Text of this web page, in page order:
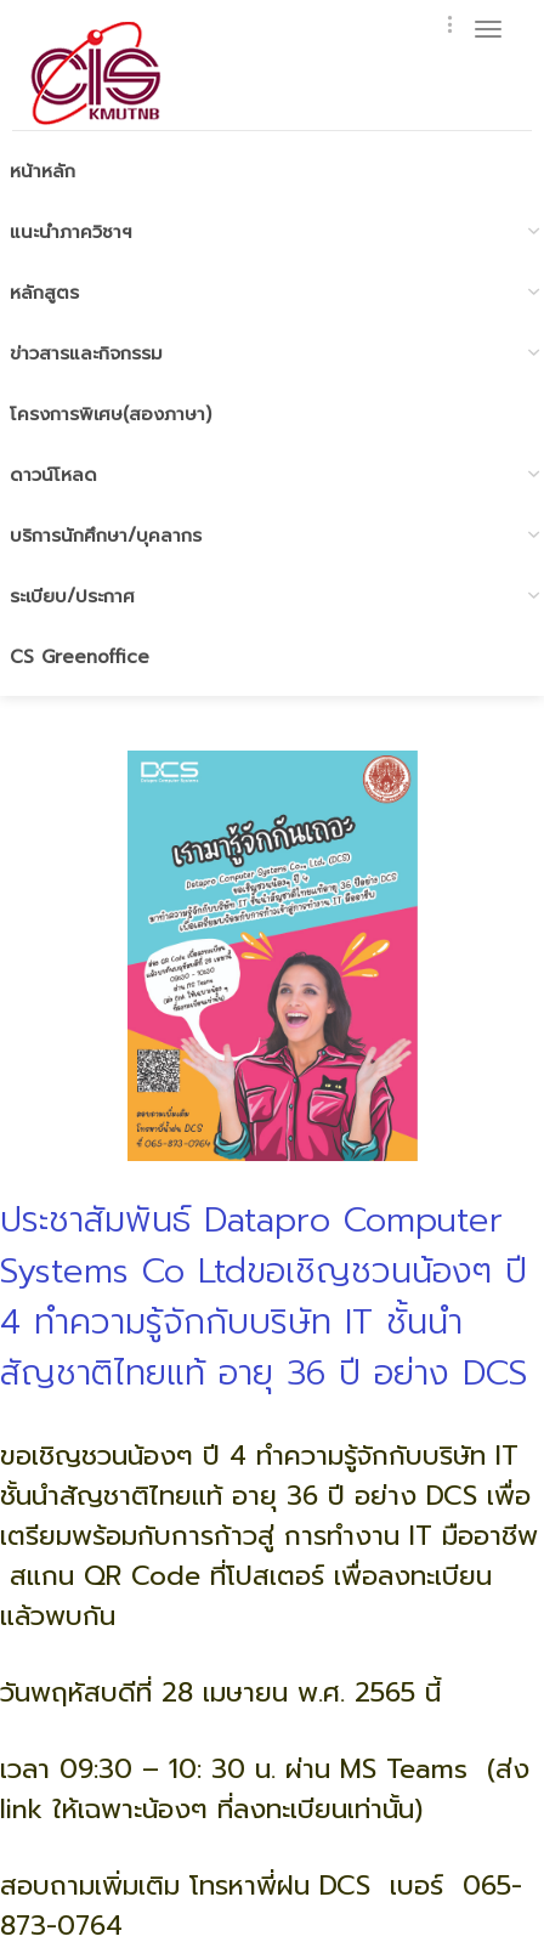
หน้าหลัก
แนะนำภาควิชาฯ
หลักสูตร
ข่าวสารและกิจกรรม
โครงการพิเศษ(สองภาษา)
ดาวน์โหลด
บริการนักศึกษา/บุคลากร
ระเบียบ/ประกาศ
CS Greenoffice
ประชาสัมพันธ์ Datapro Computer
Systems Co Ltdขอเชิญชวนน้องๆ ปี
4 ทำความรู้จักกับบริษัท IT ชั้นนำ
สัญชาติไทยแท้ อายุ 36 ปี อย่าง DCS
ขอเชิญชวนน้องๆ ปี 4 ทำความรู้จักกับบริษัท IT
ชั้นนำสัญชาติไทยแท้ อายุ 36 ปี อย่าง DCS เพื่อ
เตรียมพร้อมกับการก้าวสู่ การทำงาน IT มืออาชีพ
สแกน QR Code ที่โปสเตอร์ เพื่อลงทะเบียน
แล้วพบกัน
วันพฤหัสบดีที่ 28 เมษายน พ.ศ. 2565 นี้
เวลา 09:30 – 10: 30 น. ผ่าน MS Teams (ส่ง
link ให้เฉพาะน้องๆ ที่ลงทะเบียนเท่านั้น)
สอบถามเพิ่มเติม โทรหาพี่ฝน DCS เบอร์ 065-
873-0764